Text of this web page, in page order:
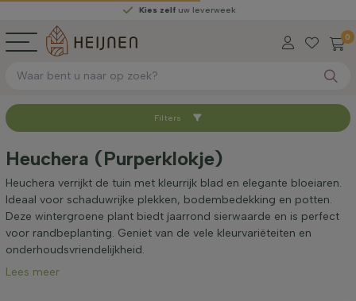
Kies zelfuw leverweek
0
Sorteer op
Beschikbaar
Hoogte bij levering (cm)
Volwassen hoogte (cm)
Filters
Heuchera (Purperklokje)
Heuchera verrijkt de tuin met kleurrijk blad en elegante bloeiaren.
Ideaal voor schaduwrijke plekken, bodembedekking en potten.
Deze wintergroene plant biedt jaarrond sierwaarde en is perfect
voor randbeplanting. Geniet van de vele kleurvariëteiten en
onderhoudsvriendelijkheid.
Lees meer